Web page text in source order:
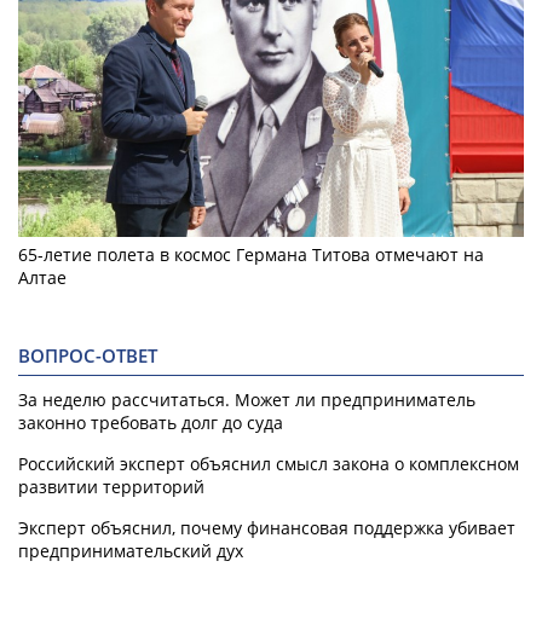
65-летие полета в космос Германа Титова отмечают на
Алтае
ВОПРОС-ОТВЕТ
За неделю рассчитаться. Может ли предприниматель
законно требовать долг до суда
Российский эксперт объяснил смысл закона о комплексном
развитии территорий
Эксперт объяснил, почему финансовая поддержка убивает
предпринимательский дух